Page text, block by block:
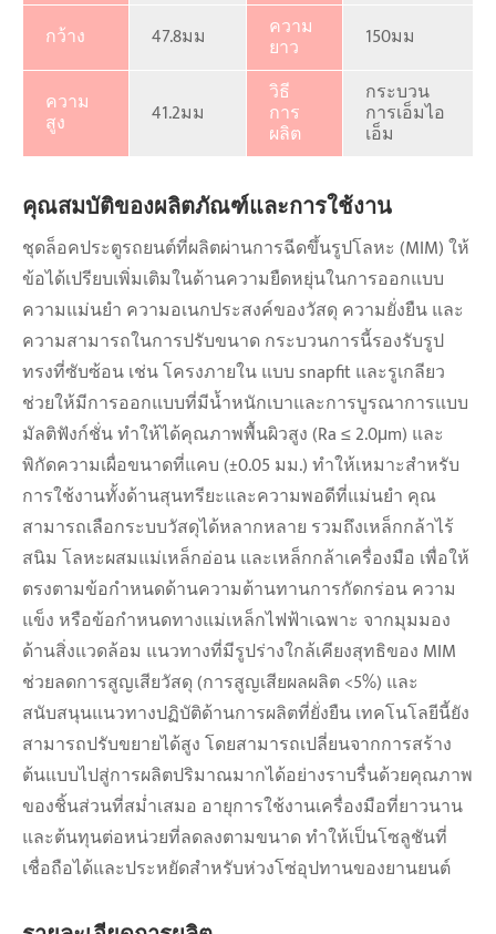
กว้าง 47.8มม ความ
ยาว 150มม
ความ
สูง 41.2มม
วิธี
การ
ผลิต
กระบวน
การเอ็มไอ
เอ็ม
คุณสมบัติของผลิตภัณฑ์และการใช้งาน
ชุดล็อคประตูรถยนต์ที่ผลิตผ่านการฉีดขึ้นรูปโลหะ (MIM) ให้
ข้อได้เปรียบเพิ่มเติมในด้านความยืดหยุ่นในการออกแบบ
ความแม่นยำ ความอเนกประสงค์ของวัสดุ ความยั่งยืน และ
ความสามารถในการปรับขนาด กระบวนการนี้รองรับรูป
ทรงที่ซับซ้อน เช่น โครงภายใน แบบ snapfit และรูเกลียว
ช่วยให้มีการออกแบบที่มีน้ำหนักเบาและการบูรณาการแบบ
มัลติฟังก์ชั่น ทำให้ได้คุณภาพพื้นผิวสูง (Ra ≤ 2.0μm) และ
พิกัดความเผื่อขนาดที่แคบ (±0.05 มม.) ทำให้เหมาะสำหรับ
การใช้งานทั้งด้านสุนทรียะและความพอดีที่แม่นยำ คุณ
สามารถเลือกระบบวัสดุได้หลากหลาย รวมถึงเหล็กกล้าไร้
สนิม โลหะผสมแม่เหล็กอ่อน และเหล็กกล้าเครื่องมือ เพื่อให้
ตรงตามข้อกำหนดด้านความต้านทานการกัดกร่อน ความ
แข็ง หรือข้อกำหนดทางแม่เหล็กไฟฟ้าเฉพาะ จากมุมมอง
ด้านสิ่งแวดล้อม แนวทางที่มีรูปร่างใกล้เคียงสุทธิของ MIM
ช่วยลดการสูญเสียวัสดุ (การสูญเสียผลผลิต <5%) และ
สนับสนุนแนวทางปฏิบัติด้านการผลิตที่ยั่งยืน เทคโนโลยีนี้ยัง
สามารถปรับขยายได้สูง โดยสามารถเปลี่ยนจากการสร้าง
ต้นแบบไปสู่การผลิตปริมาณมากได้อย่างราบรื่นด้วยคุณภาพ
ของชิ้นส่วนที่สม่ำเสมอ อายุการใช้งานเครื่องมือที่ยาวนาน
และต้นทุนต่อหน่วยที่ลดลงตามขนาด ทำให้เป็นโซลูชันที่
เชื่อถือได้และประหยัดสำหรับห่วงโซ่อุปทานของยานยนต์